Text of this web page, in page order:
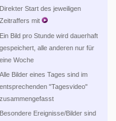
Direkter Start des jeweiligen
Zeitraffers mit
Ein Bild pro Stunde wird dauerhaft
gespeichert, alle anderen nur für
eine Woche
Alle Bilder eines Tages sind im
entsprechenden "Tagesvideo"
zusammengefasst
Besondere Ereignisse/Bilder sind